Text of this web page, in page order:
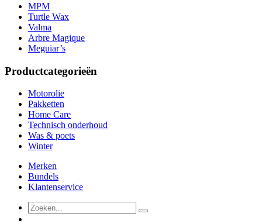
MPM
Turtle Wax
Valma
Arbre Magique
Meguiar’s
Productcategorieën
Motorolie
Pakketten
Home Care
Technisch onderhoud
Was & poets
Winter
Merken
Bundels
Klantenservice